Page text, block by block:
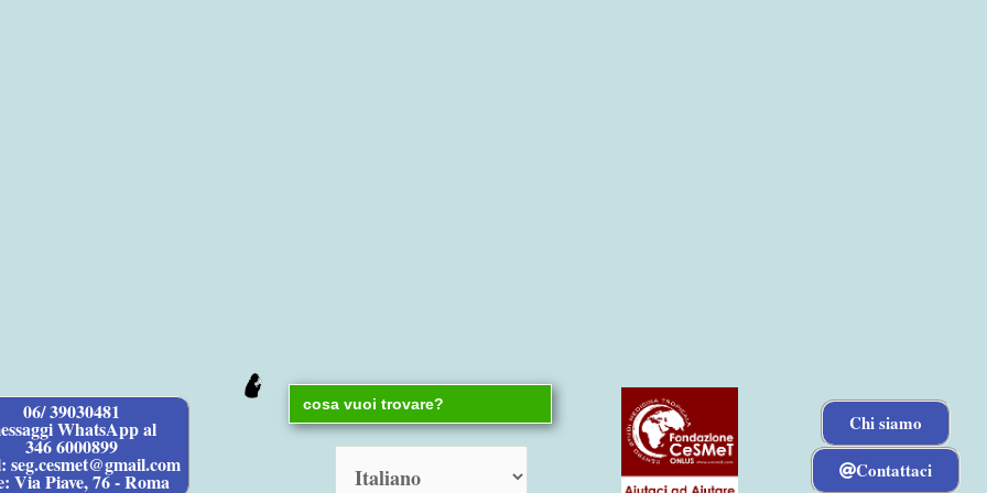
06/ 39030481
WhatsApp al
346 6000899
seg.cesmet@gmail.com
Via Piave, 76 - Roma
Search
for:
Chi siamo
Contattaci